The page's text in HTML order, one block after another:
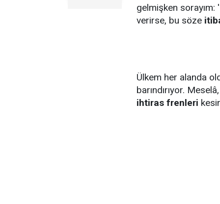
gelmişken sorayım: '
verirse, bu söze
Ülkem her alanda
barındırıyor. Meselâ,
ihtiras frenleri